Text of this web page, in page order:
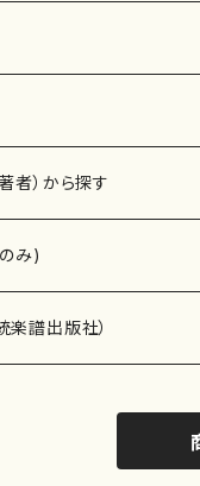
者）から探す
み)
演奏家
ガン等）演奏家
譜出版社）